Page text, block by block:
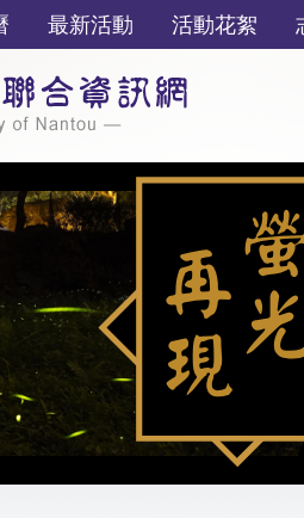
最新活動 活動花絮